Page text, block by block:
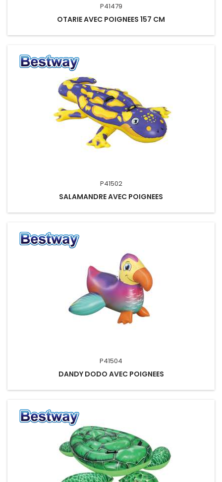
P41479
OTARIE AVEC POIGNEES 157 CM
P41502
SALAMANDRE AVEC POIGNEES
P41504
DANDY DODO AVEC POIGNEES